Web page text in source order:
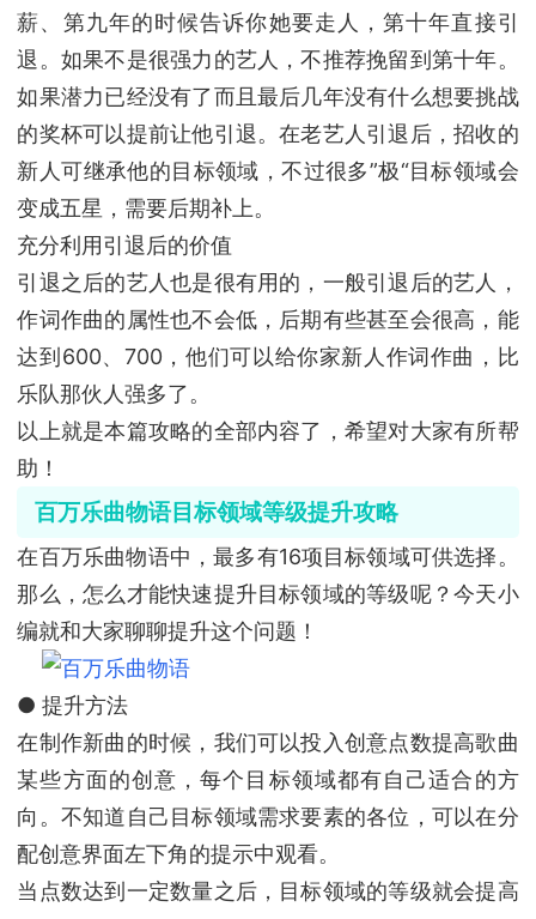
薪、第九年的时候告诉你她要走人，第十年直接引
退。如果不是很强力的艺人，不推荐挽留到第十年。
如果潜力已经没有了而且最后几年没有什么想要挑战
的奖杯可以提前让他引退。在老艺人引退后，招收的
新人可继承他的目标领域，不过很多”极“目标领域会
变成五星，需要后期补上。
充分利用引退后的价值
引退之后的艺人也是很有用的，一般引退后的艺人，
作词作曲的属性也不会低，后期有些甚至会很高，能
达到600、700，他们可以给你家新人作词作曲，比
乐队那伙人强多了。
以上就是本篇攻略的全部内容了，希望对大家有所帮
助！
百万乐曲物语目标领域等级提升攻略
在百万乐曲物语中，最多有16项目标领域可供选择。
那么，怎么才能快速提升目标领域的等级呢？今天小
编就和大家聊聊提升这个问题！
● 提升方法
在制作新曲的时候，我们可以投入创意点数提高歌曲
某些方面的创意，每个目标领域都有自己适合的方
向。不知道自己目标领域需求要素的各位，可以在分
配创意界面左下角的提示中观看。
当点数达到一定数量之后，目标领域的等级就会提高